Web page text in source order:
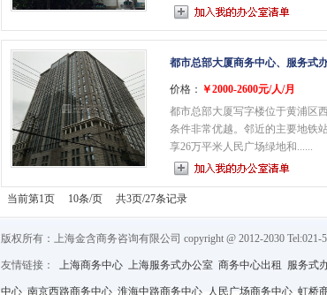
都市总部大厦商务中心、服务式
价格： ￥2000-2600元/人/月
都市总部大厦写字楼位于黄浦区
条件非常优越。邻近的主要地铁
享26万平米人民广场绿地和......
当前第1页 10条/页 共3页/27条记录
版权所有：上海金含商务咨询有限公司 copyright @ 2012-2030 Tel:021-
友情链接： 上海商务中心 上海服务式办公室 商务中心出租 服务式
中心 南京西路商务中心 淮海中路商务中心 人民广场商务中心 虹桥